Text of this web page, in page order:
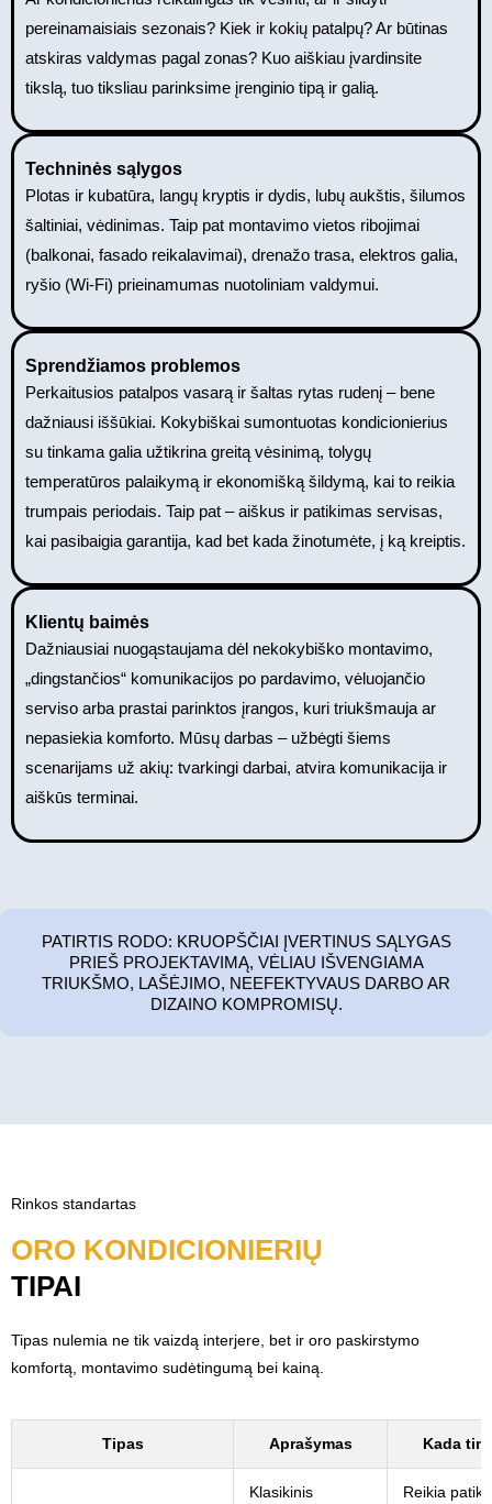
pereinamaisiais sezonais? Kiek ir kokių patalpų? Ar būtinas
atskiras valdymas pagal zonas? Kuo aiškiau įvardinsite
tikslą, tuo tiksliau parinksime įrenginio tipą ir galią.
Techninės sąlygos
Plotas ir kubatūra, langų kryptis ir dydis, lubų aukštis, šilumos
šaltiniai, vėdinimas. Taip pat montavimo vietos ribojimai
(balkonai, fasado reikalavimai), drenažo trasa, elektros galia,
ryšio (Wi‑Fi) prieinamumas nuotoliniam valdymui.
Sprendžiamos problemos
Perkaitusios patalpos vasarą ir šaltas rytas rudenį – bene
dažniausi iššūkiai. Kokybiškai sumontuotas kondicionierius
su tinkama galia užtikrina greitą vėsinimą, tolygų
temperatūros palaikymą ir ekonomišką šildymą, kai to reikia
trumpais periodais. Taip pat – aiškus ir patikimas servisas,
kai pasibaigia garantija, kad bet kada žinotumėte, į ką kreiptis.
Klientų baimės
Dažniausiai nuogąstaujama dėl nekokybiško montavimo,
„dingstančios“ komunikacijos po pardavimo, vėluojančio
serviso arba prastai parinktos įrangos, kuri triukšmauja ar
nepasiekia komforto. Mūsų darbas – užbėgti šiems
scenarijams už akių: tvarkingi darbai, atvira komunikacija ir
aiškūs terminai.
PATIRTIS RODO: KRUOPŠČIAI ĮVERTINUS SĄLYGAS
PRIEŠ PROJEKTAVIMĄ, VĖLIAU IŠVENGIAMA
TRIUKŠMO, LAŠĖJIMO, NEEFEKTYVAUS DARBO AR
DIZAINO KOMPROMISŲ.
Rinkos standartas
ORO KONDICIONIERIŲ
TIPAI
Tipas nulemia ne tik vaizdą interjere, bet ir oro paskirstymo
komfortą, montavimo sudėtingumą bei kainą.
Tipas Aprašymas Kada
Klasikinis
Reikia